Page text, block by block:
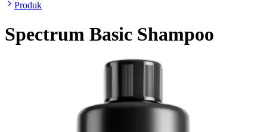
Produk
Spectrum Basic Shampoo